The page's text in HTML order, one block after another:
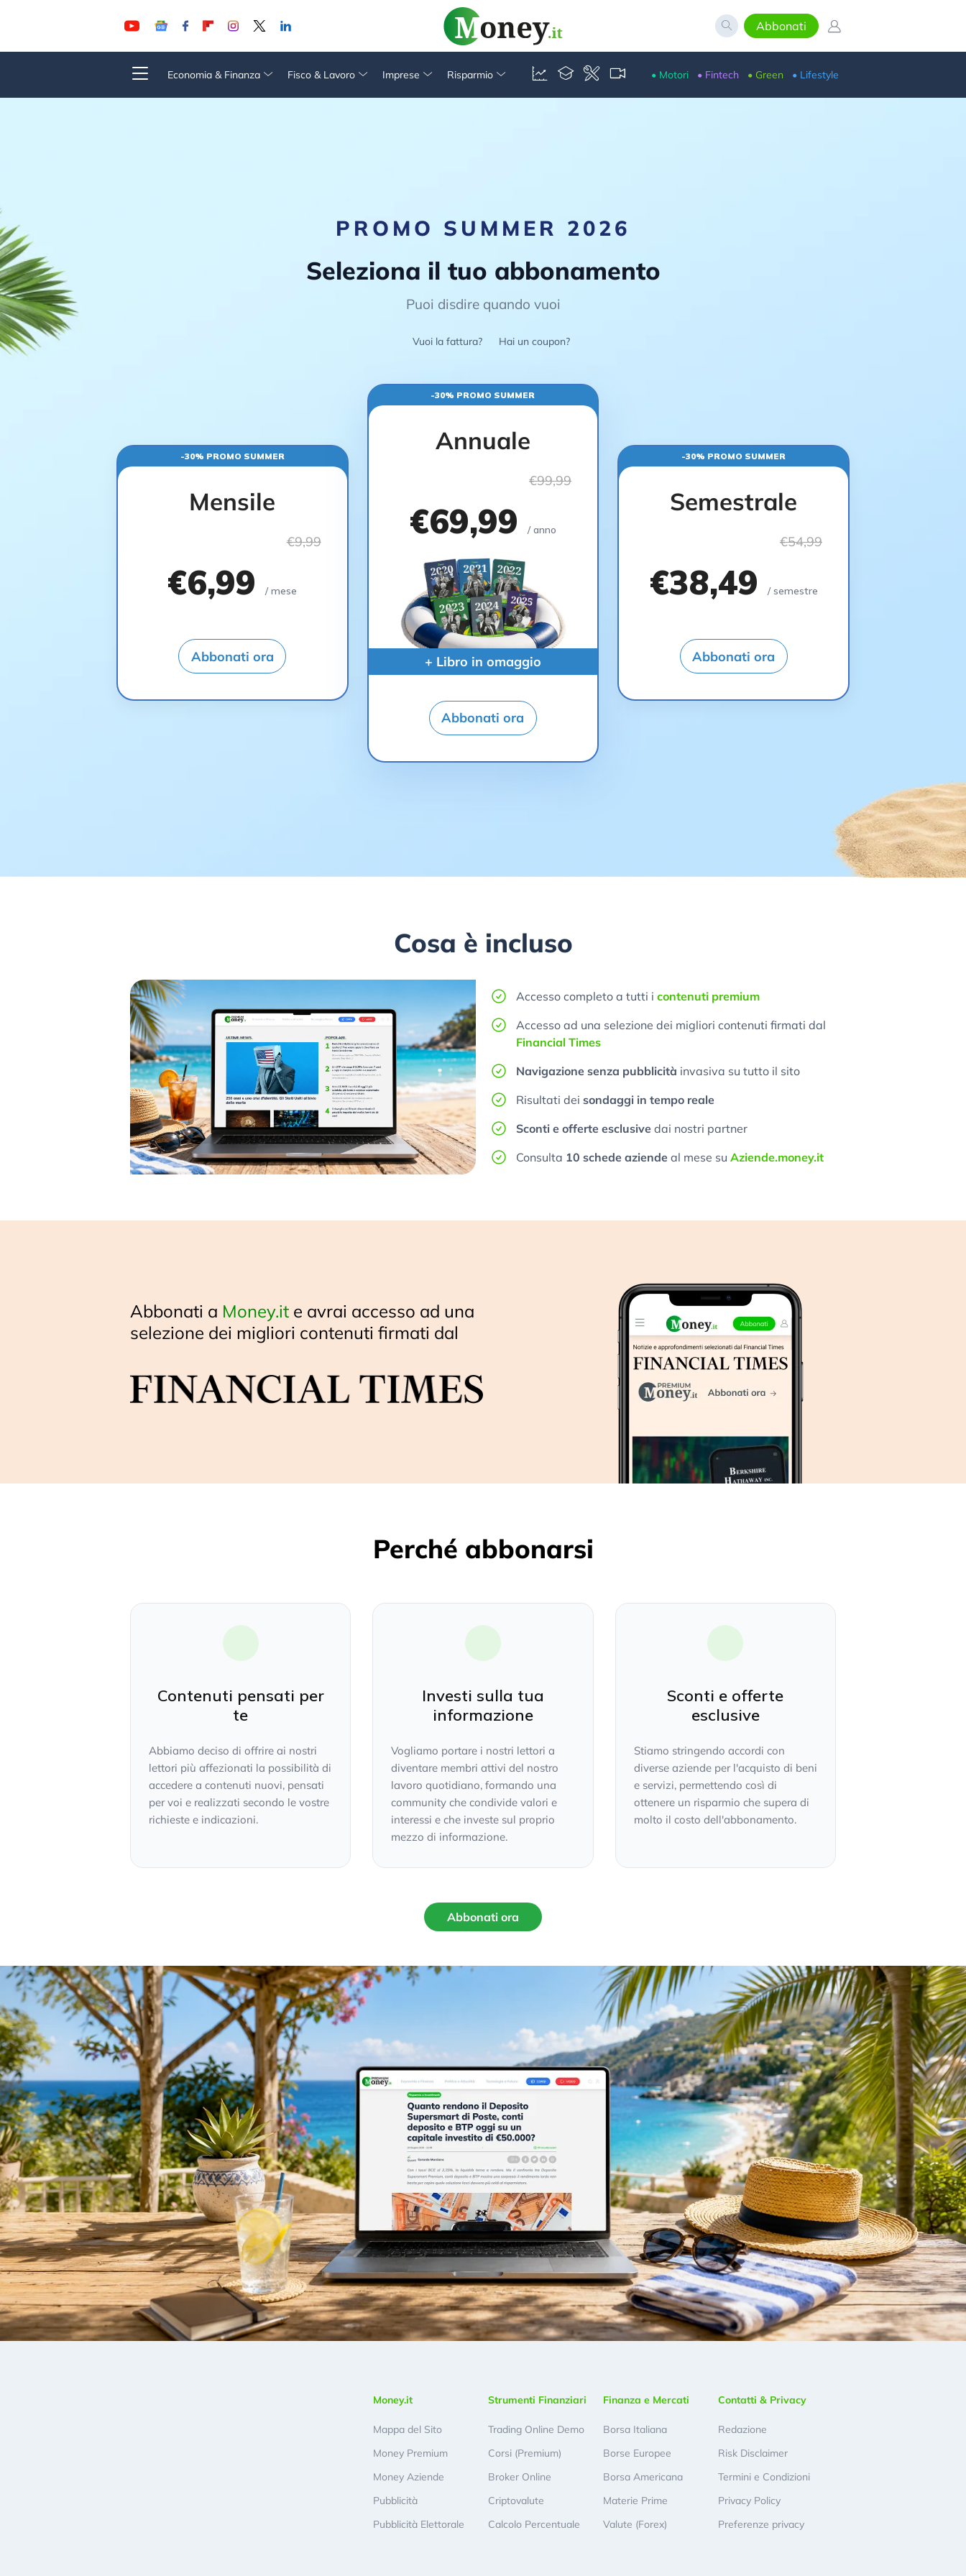
Abbonati
Economia & Finanza Fisco & Lavoro Imprese Risparmio • Motori • Fintech • Green • Lifestyle
PROMO SUMMER 2026
Seleziona il tuo abbonamento
Puoi disdire quando vuoi
Vuoi la fattura? Hai un coupon?
-30% PROMO SUMMER
Mensile
€9,99
€6,99/ mese
Abbonati ora
-30% PROMO SUMMER
Annuale
€99,99
€69,99 / anno
+ Libro in omaggio
Abbonati ora
-30% PROMO SUMMER
Semestrale
€54,99
€38,49 / semestre
Abbonati ora
Cosa è incluso
Accesso completo a tutti i contenuti premium
Accesso ad una selezione dei migliori contenuti firmati dal
Financial Times
Navigazione senza pubblicità invasiva su tutto il sito
Risultati dei sondaggi in tempo reale
Sconti e offerte esclusive dai nostri partner
Consulta 10 schede aziende al mese su Aziende.money.it
Abbonati a Money.it e avrai accesso ad una
selezione dei migliori contenuti firmati dal
Perché abbonarsi
Contenuti pensati per
te
Abbiamo deciso di offrire ai nostri
lettori più affezionati la possibilità di
accedere a contenuti nuovi, pensati
per voi e realizzati secondo le vostre
richieste e indicazioni.
Investi sulla tua
informazione
Vogliamo portare i nostri lettori a
diventare membri attivi del nostro
lavoro quotidiano, formando una
community che condivide valori e
interessi e che investe sul proprio
mezzo di informazione.
Sconti e offerte
esclusive
Stiamo stringendo accordi con
diverse aziende per l'acquisto di beni
e servizi, permettendo così di
ottenere un risparmio che supera di
molto il costo dell'abbonamento.
Abbonati ora
Money.it
Mappa del Sito
Money Premium
Money Aziende
Pubblicità
Pubblicità Elettorale
Strumenti Finanziari
Trading Online Demo
Corsi (Premium)
Broker Online
Criptovalute
Calcolo Percentuale
Finanza e Mercati
Borsa Italiana
Borse Europee
Borsa Americana
Materie Prime
Valute (Forex)
Contatti & Privacy
Redazione
Risk Disclaimer
Termini e Condizioni
Privacy Policy
Preferenze privacy